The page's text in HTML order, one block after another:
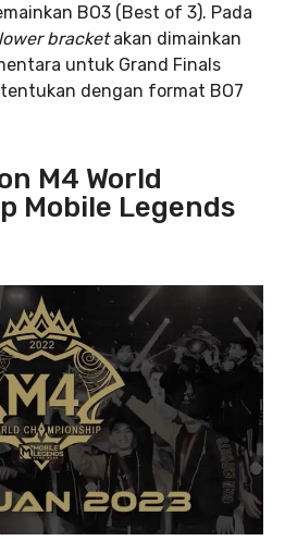
BO3 (Best of 3). Pada
lower bracketakan dimainkan
untuk Grand Finals
dengan format BO7
M4 World
Mobile Legends